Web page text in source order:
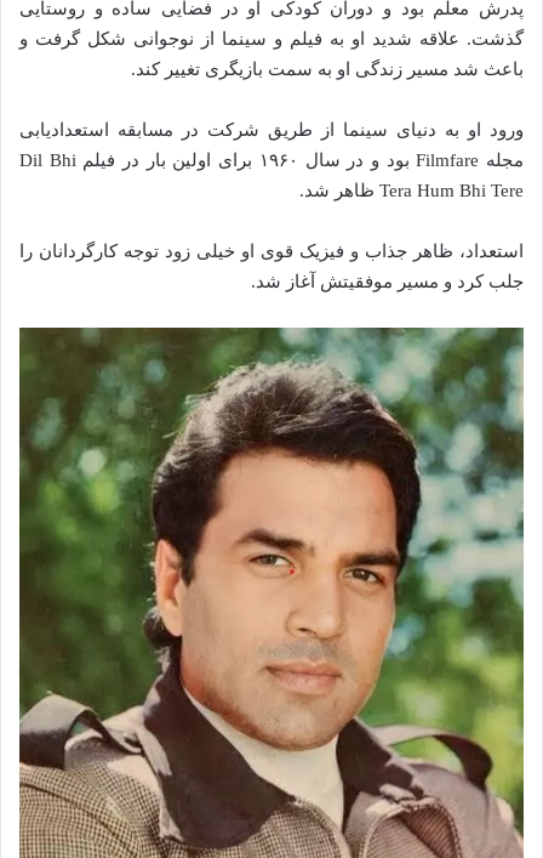
پدرش معلم بود و دوران کودکی او در فضایی ساده و روستایی
گذشت. علاقه شدید او به فیلم و سینما از نوجوانی شکل گرفت و
باعث شد مسیر زندگی او به سمت بازیگری تغییر کند.
ورود او به دنیای سینما از طریق شرکت در مسابقه استعدادیابی
مجله Filmfare بود و در سال ۱۹۶۰ برای اولین بار در فیلم Dil Bhi
Tera Hum Bhi Tere ظاهر شد.
استعداد، ظاهر جذاب و فیزیک قوی او خیلی زود توجه کارگردانان را
جلب کرد و مسیر موفقیتش آغاز شد.